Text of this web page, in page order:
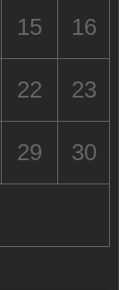
15 16
22 23
29 30